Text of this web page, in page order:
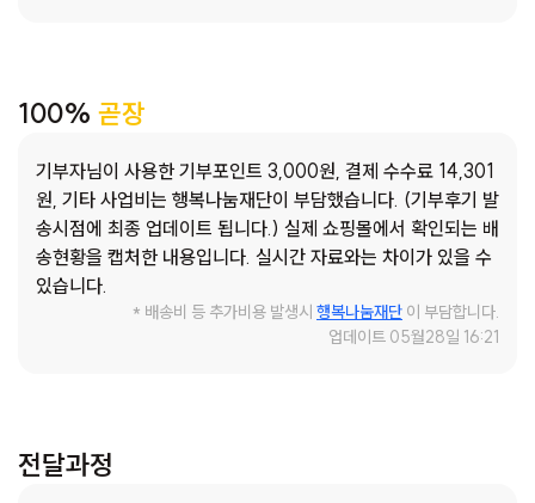
했었지만, 시간이 흐르며 조금씩 마음을 열어주신 어머니들의
우울함이 숨어 있었는지를 알게 되었습니다. 실제로 많은 어머
니들이 우울증을 겪고 계셨고, 저는 그 마음의 무게를 조금이라
도 덜어드릴 수 있는 방법을 계속 고민해 왔습니다. 하지만 저
를 포함한 4명의 복지사가 다른 업무도 처리함과 동시에 모든
어머니와 깊이 상담하고, 일일이 마음을 살핀다는 것이 현실적
으로는 어려운 일이더라고요. 그러던 중, 정신건강의학과 의사
편안해지고 세상을 바라보는 시선이 달라졌음을 느꼈습니다.
이 책을 통해 저처럼 우리 어머니들도 조금은 마음이 가벼워지
100% 곧장
기부자님이 사용한 기부포인트 3,000원, 결제 수수료 14,301
원, 기타 사업비는 행복나눔재단이 부담했습니다. (기부후기 발
송시점에 최종 업데이트 됩니다.) 실제 쇼핑몰에서 확인되는 배
송현황을 캡처한 내용입니다. 실시간 자료와는 차이가 있을 수
있습니다.
* 배송비 등 추가비용 발생시 행복나눔재단 이 부담합니다.
업데이트 05월28일 16:21
전달과정